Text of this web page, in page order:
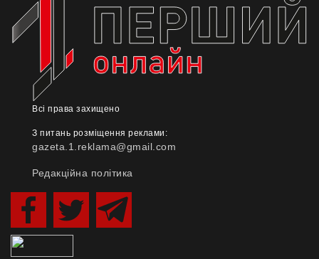
Всі права захищено
З питань розміщення реклами:
gazeta.1.reklama@gmail.com
Редакційна політика